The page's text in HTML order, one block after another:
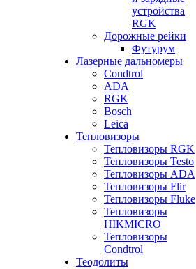
устройства
RGK
Дорожные рейки
Футурум
Лазерные дальномеры
Condtrol
ADA
RGK
Bosch
Leica
Тепловизоры
Тепловизоры RGK
Тепловизоры Testo
Тепловизоры ADA
Тепловизоры Flir
Тепловизоры Fluke
Тепловизоры
HIKMICRO
Тепловизоры
Condtrol
Теодолиты